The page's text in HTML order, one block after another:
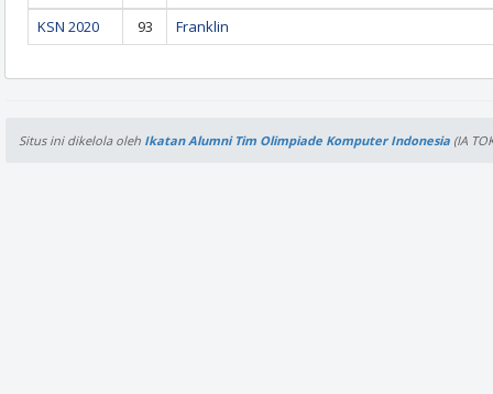
KSN 2020
93 Franklin
Situs ini dikelola oleh Ikatan Alumni Tim Olimpiade Komputer Indonesia (IA